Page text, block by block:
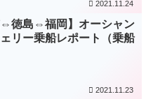
2021.11.24
⇔徳島⇔福岡】オーシャン
リー乗船レポート（乗船
2021.11.23